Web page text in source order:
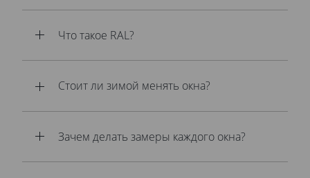
Что такое RAL?
Стоит ли зимой менять окна?
Зачем делать замеры каждого окна?